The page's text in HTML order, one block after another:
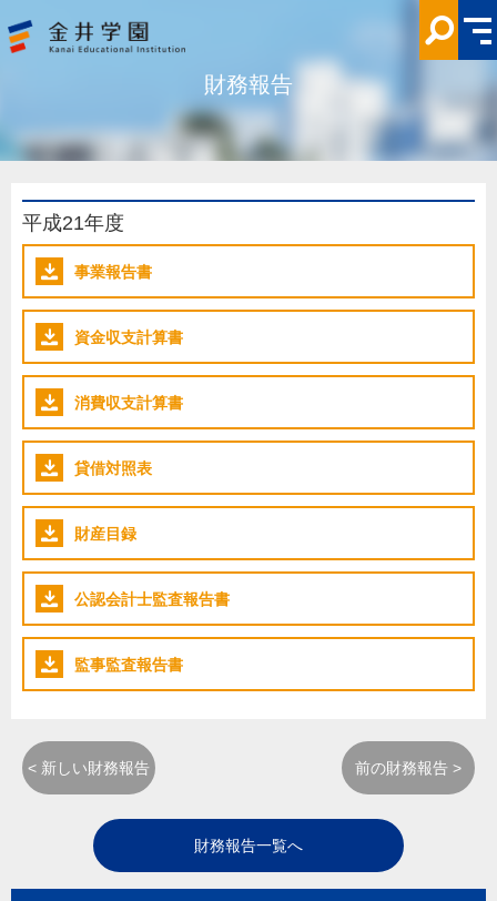
務
報
告
財務報告
平成21年度
事業報告書
資金収支計算書
消費収支計算書
貸借対照表
財産目録
公認会計士監査報告書
監事監査報告書
< 新しい財務報告
財務報告一覧へ
前の財務報告 >